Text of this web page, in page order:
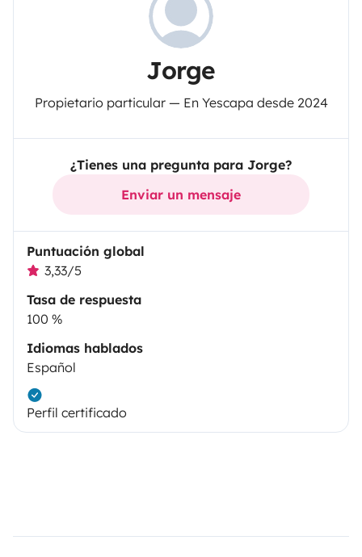
Jorge
Propietario particular — En Yescapa desde 2024
¿Tienes una pregunta para Jorge?
Enviar un mensaje
Puntuación global
3,33/5
Tasa de respuesta
100 %
Idiomas hablados
Español
Perfil certificado